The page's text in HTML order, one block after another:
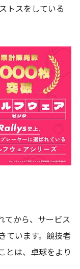
トスをしている
てから、サービス
ています。競技者
とは、卓球をより